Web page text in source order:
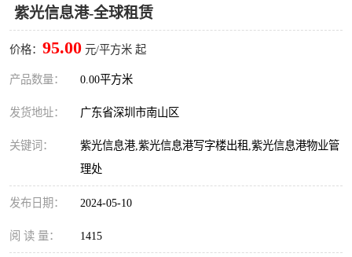
紫光信息港-全球租赁
价格： 95.00 元/平方米 起
产品数量： 0.00平方米
发货地址： 广东省深圳市南山区
关键词：
紫光信息港,紫光信息港写字楼出租,紫光信息港物业管
理处
发布日期： 2024-05-10
阅 读 量： 1415
福田华强北
南山后海
南头
深圳超级总部基地 后海